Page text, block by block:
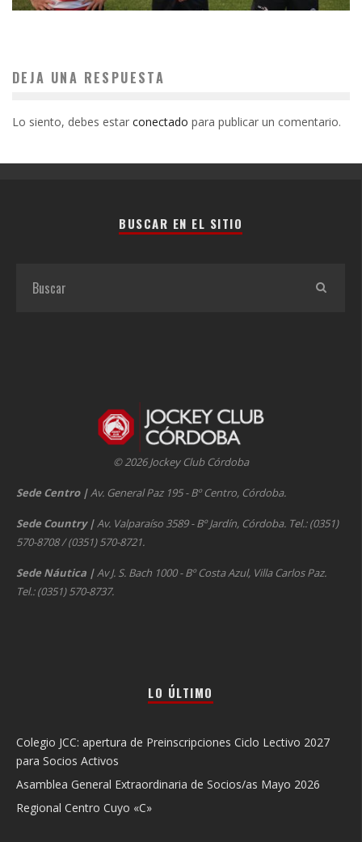
DEJA UNA RESPUESTA
Lo siento, debes estar conectado para publicar un comentario.
BUSCAR EN EL SITIO
© 2026 Jockey Club Córdoba
Sede Centro |Av. General Paz 195 - Bº Centro, Córdoba.
Sede Country |Av. Valparaíso 3589 - Bº Jardín, Córdoba. Tel.: (0351)
570-8708 / (0351) 570-8721.
Sede Náutica |Av J. S. Bach 1000 - Bº Costa Azul, Villa Carlos Paz.
Tel.: (0351) 570-8737.
LO ÚLTIMO
Colegio JCC: apertura de Preinscripciones Ciclo Lectivo 2027
para Socios Activos
Asamblea General Extraordinaria de Socios/as Mayo 2026
Regional Centro Cuyo «C»